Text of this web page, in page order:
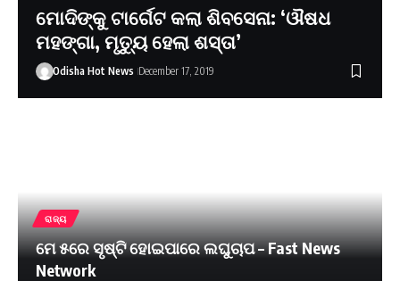
ମୋଦିଙ୍କୁ ଟାର୍ଗେଟ କଲା ଶିବସେନା: ‘ଔଷଧ
ମହଙ୍ଗା, ମୃତ୍ୟୁ ହେଲା ଶସ୍ତା’
Odisha Hot News December 17, 2019
ରାଜ୍ୟ
ମେ ୫ରେ ସୃଷ୍ଟି ହୋଇପାରେ ଲଘୁଚାପ – Fast News
Network